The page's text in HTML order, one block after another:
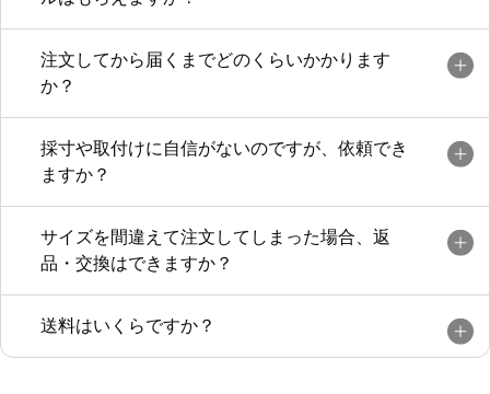
注文してから届くまでどのくらいかかります
か？
採寸や取付けに自信がないのですが、依頼でき
ますか？
サイズを間違えて注文してしまった場合、返
品・交換はできますか？
送料はいくらですか？